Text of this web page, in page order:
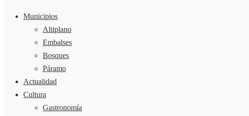
Municipios
Altiplano
Embalses
Bosques
Páramo
Actualidad
Cultura
Gastronomía